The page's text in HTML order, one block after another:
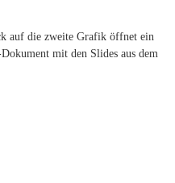
auf die zweite Grafik öffnet ein
mit den Slides aus dem